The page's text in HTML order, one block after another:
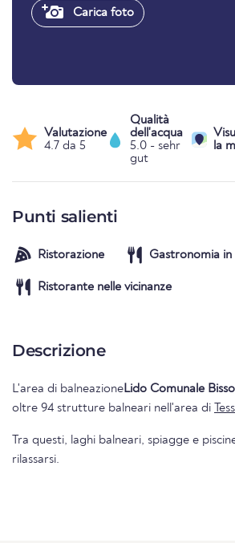
Carica foto
Valutazione
4.7 da 5
Qualità
dell'acqua
5.0 - sehr
gut
la
Punti salienti
Ristorazione Gastronomia in
Ristorante nelle vicinanze
Descrizione
L'area di balneazioneLido Comunale
oltre 94 strutture balneari nell'area di
Tra questi, laghi balneari, spiagge e
rilassarsi.